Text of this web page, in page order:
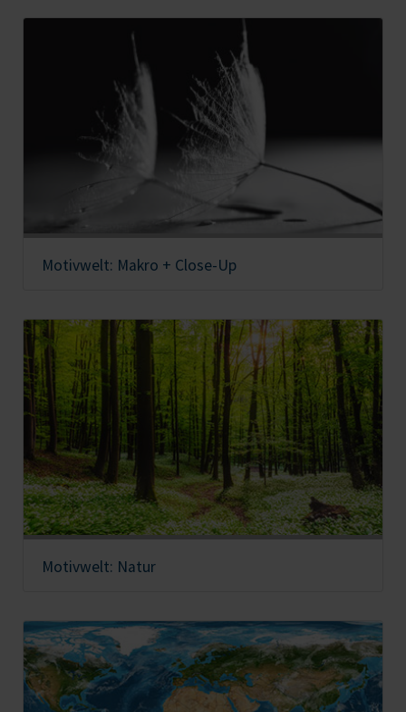
Motivwelt: Makro + Close-Up
Motivwelt: Natur